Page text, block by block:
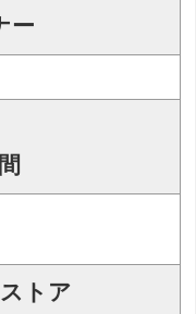
ー
トア